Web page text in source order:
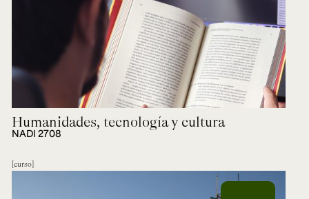
Humanidades, tecnología y cultura
NADI 2708
curso